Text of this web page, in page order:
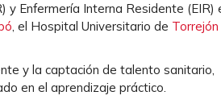
Enfermería Interna Residente (EIR)
, el Hospital Universitario de Torrejón
y la captación de talento sanitario,
en el aprendizaje práctico.